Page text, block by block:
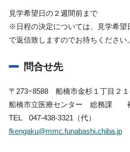
見学希望日の２週間前まで
※日程の決定については、見学希望
で返信致しますのでお待ちください。
問合せ先
〒273−8588 船橋市金杉１丁目２
船橋市立医療センター 総務課
TEL 047-438-3321（代）
fkengaku@mmc.funabashi.chiba.jp